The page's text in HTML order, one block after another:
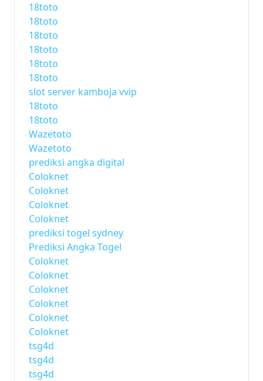
18toto
18toto
18toto
18toto
18toto
18toto
slot server kamboja vvip
18toto
18toto
Wazetoto
Wazetoto
prediksi angka digital
Coloknet
Coloknet
Coloknet
Coloknet
prediksi togel sydney
Prediksi Angka Togel
Coloknet
Coloknet
Coloknet
Coloknet
Coloknet
Coloknet
tsg4d
tsg4d
tsg4d